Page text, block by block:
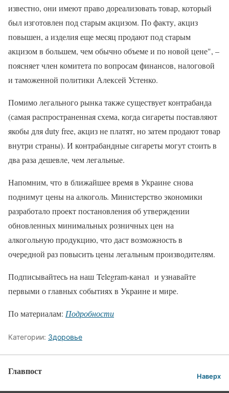
известно, они имеют право дореализовать товар, который
был изготовлен под старым акцизом. По факту, акциз
повышен, а изделия еще месяц продают под старым
акцизом в большем, чем обычно объеме и по новой цене", –
поясняет член комитета по вопросам финансов, налоговой
и таможенной политики Алексей Устенко.
Помимо легального рынка также существует контрабанда
(самая распространенная схема, когда сигареты поставляют
якобы для duty free, акциз не платят, но затем продают товар
внутри страны). И контрабандные сигареты могут стоить в
два раза дешевле, чем легальные.
Напомним, что в ближайшее время в Украине снова
поднимут цены на алкоголь. Министерство экономики
разработало проект постановления об утверждении
обновленных минимальных розничных цен на
алкогольную продукцию, что даст возможность в
очередной раз повысить цены легальным производителям.
Подписывайтесь на наш Telegram-канал и узнавайте
первыми о главных событиях в Украине и мире.
По материалам: Подробности
Категории: Здоровье
Главпост Наверх